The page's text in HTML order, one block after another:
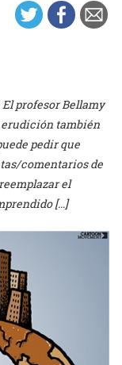
profesor Bellamy
erudición también
pedir que
comentarios de
el
[…]